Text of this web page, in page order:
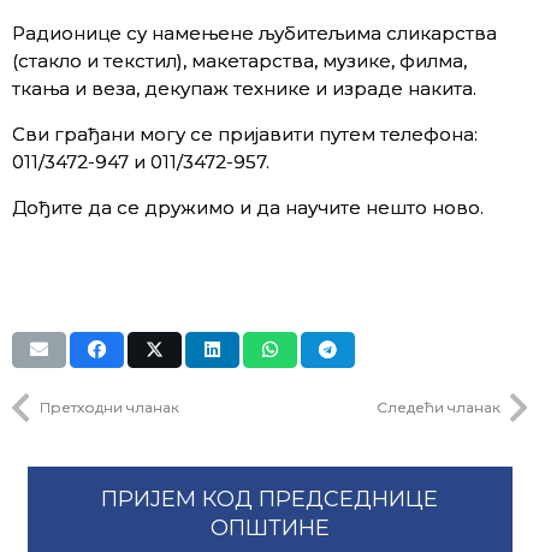
Радионице су намењене љубитељима сликарства
(стакло и текстил), макетарства, музике, филма,
ткања и веза, декупаж технике и израде накита.
Сви грађани могу се пријавити путем телефона:
011/3472-947 и 011/3472-957.
Дођите да се дружимо и да научите нешто ново.
Претходни чланак Следећи чланак
ПРИЈЕМ КОД ПРЕДСЕДНИЦЕ
ОПШТИНЕ